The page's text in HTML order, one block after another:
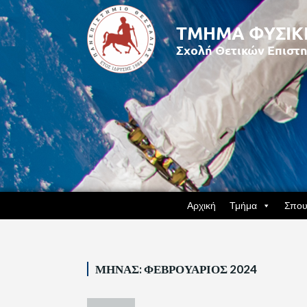
Αρχική Τμήμα
ΜΉΝΑΣ:ΦΕΒΡΟΥΆΡΙΟΣ 2024